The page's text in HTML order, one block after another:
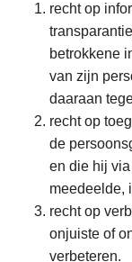
recht op
betrokkene
van zijn
daaraan
recht op
de
en die hij
meedeelde,
recht op
onjuiste of
verbeteren.